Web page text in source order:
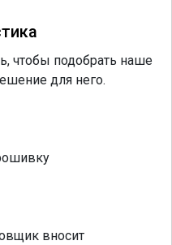
чтобы подобрать наше
для него.
вносит